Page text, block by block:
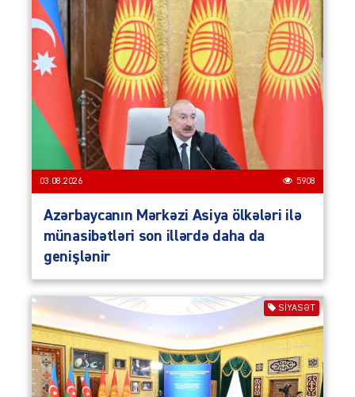
03.08.2026 5908
Azərbaycanın Mərkəzi Asiya ölkələri ilə
münasibətləri son illərdə daha da
genişlənir
SIYASƏT